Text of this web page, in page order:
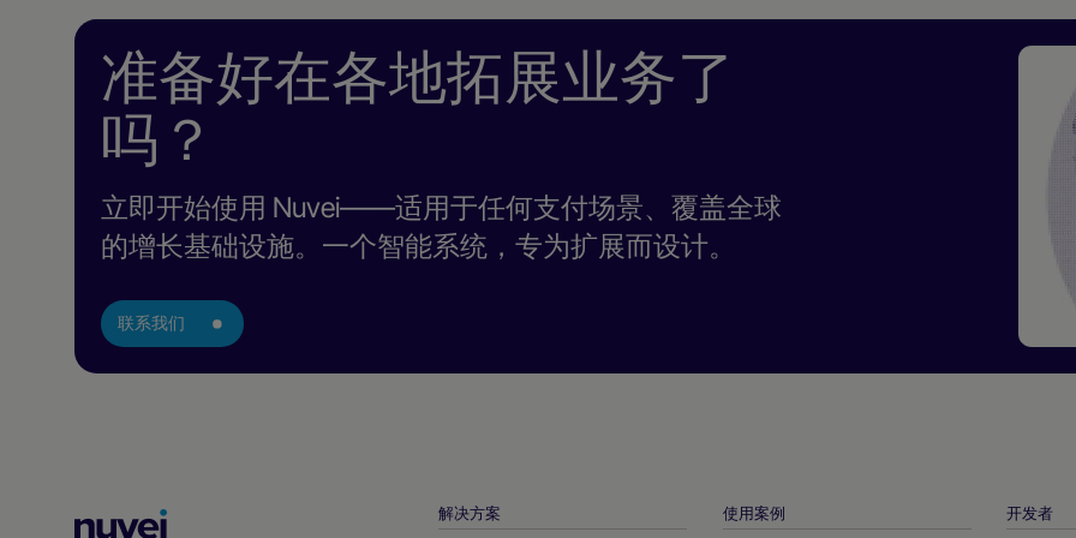
准备好在各地拓展业务了
吗？
立即开始使用 Nuvei——适用于任何支付场景、覆盖全球
的增长基础设施。一个智能系统，专为扩展而设计。
联系我们
Nuvei 解决方案 使用案例 开发者